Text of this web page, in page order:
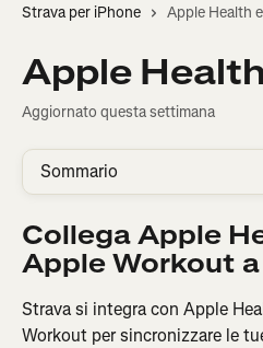
Strava per iPhone
Apple Health
Apple
Aggiornato questa settimana
Sommario
Collega Apple
Apple Workout
Strava si integra con Apple
Workout per sincronizzare le